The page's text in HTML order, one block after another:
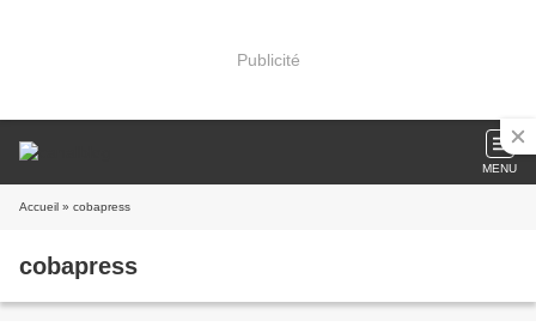
Publicité
MENU
Accueil » cobapress
cobapress